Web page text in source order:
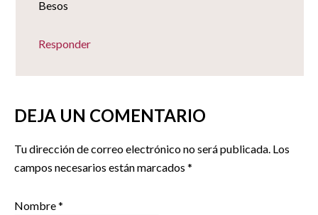
Besos
Responder
DEJA UN COMENTARIO
Tu dirección de correo electrónico no será publicada. Los
campos necesarios están marcados *
Nombre*